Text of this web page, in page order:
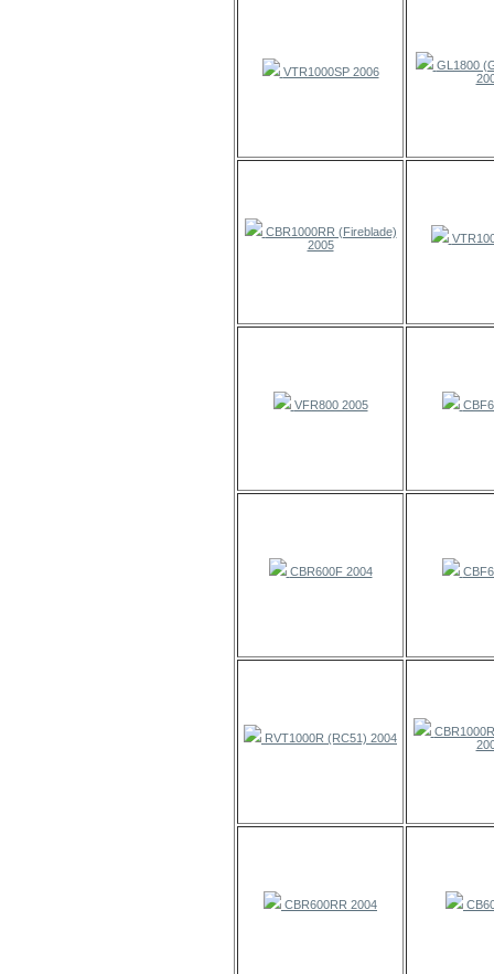
VTR1000SP 2006
GL1800
CBR1000RR (Fireblade)
2005
VFR800 2005
CBR600F 2004
RVT1000R (RC51) 2004
CBR600RR 2004